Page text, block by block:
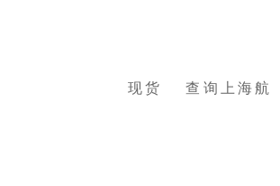
4MD 现货 查询上海航